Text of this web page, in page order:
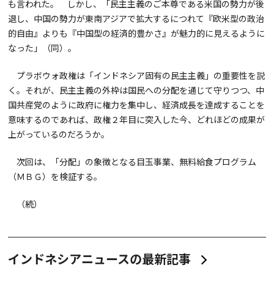
も言われた。 しかし、「民主主義のご本尊である米国の勢力が後
退し、中国の勢力が東南アジアで拡大するにつれて『欧米型の政治
的自由』よりも『中国型の経済的豊かさ』が魅力的に見えるように
なった」（同）。
プラボウォ政権は「インドネシア固有の民主主義」の重要性を説
く。それが、民主主義の外枠は国民への分配を通じて守りつつ、中
国共産党のように政府に権力を集中し、経済成長を達成することを
意味するのであれば、政権２年目に突入した今、どれほどの成果が
上がっているのだろうか。
次回は、「分配」の象徴となる目玉事業、無料給食プログラム
（ＭＢＧ）を検証する。
（続）
インドネシアニュースの最新記事